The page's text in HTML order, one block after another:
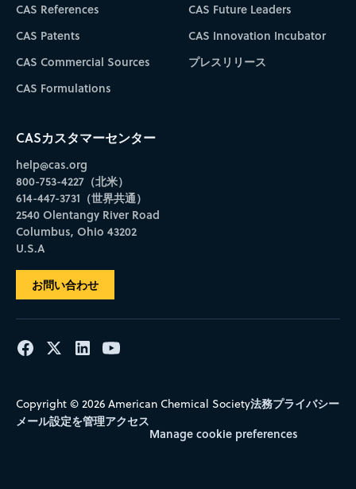
CAS References
CAS Patents
CAS Commercial Sources
CAS Formulations
CAS Future Leaders
CAS Innovation Incubator
プレスリリース
CASカスタマーセンター
help@cas.org
800-753-4227（北米）
614-447-3731（世界共通）
2540 Olentangy River Road
Columbus, Ohio 43202
U.S.A
お問い合わせ
Copyright © 2026 American Chemical Society法務プライバシー
メール設定を管理アクセス
Manage cookie preferences